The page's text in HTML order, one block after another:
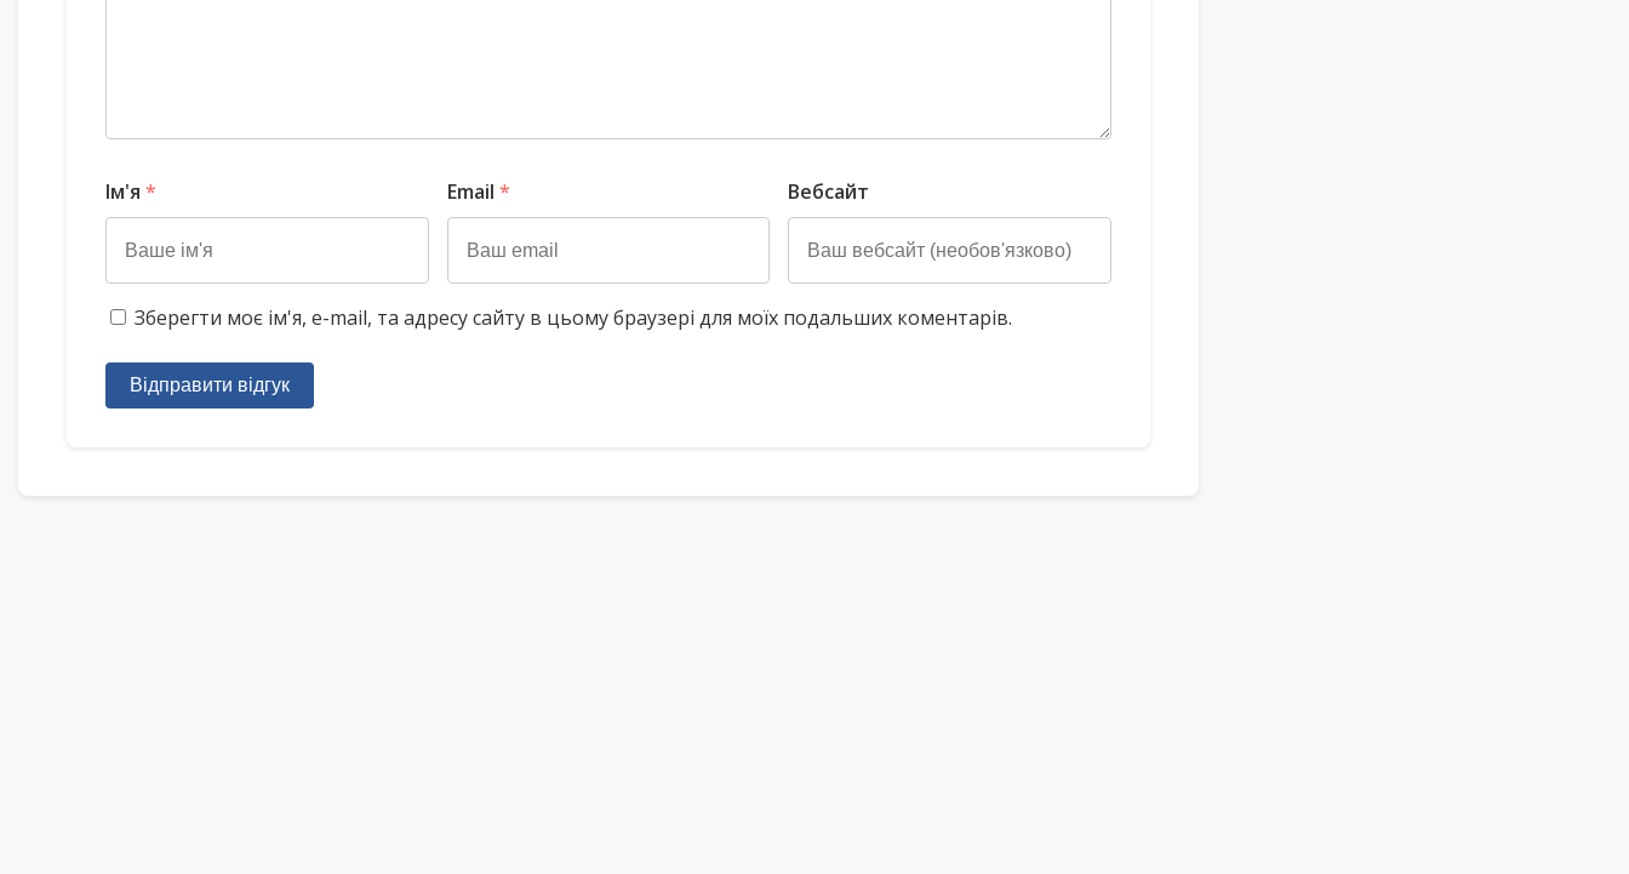
Ім'я * Email * Вебсайт
Зберегти моє ім'я, e-mail, та адресу сайту в цьому браузері для моїх подальших коментарів.
Відправити відгук